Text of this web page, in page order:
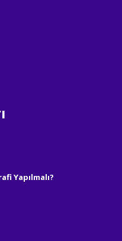
Yapılmalı?